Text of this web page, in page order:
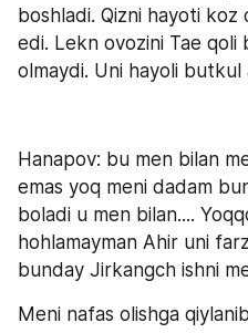
boshladi. Qizni hayoti
edi. Lekn ovozini Tae qoli
olmaydi. Uni hayoli butkul
Hanapov: bu men bilan
emas yoq meni dadam
boladi u men bilan....
hohlamayman Ahir uni
bunday Jirkangch ishni
Meni nafas olishga